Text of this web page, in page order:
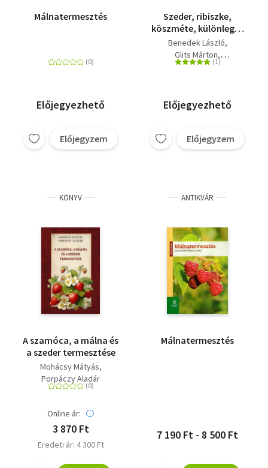
Málnatermesztés
Előjegyezhető
Előjegyzem
Szeder, ribiszke,
köszméte, különleges
gyümölcsök -
Bogyósgyümölcsűek
II.
Benedek László
Glits Márton
Harmat László
Dr. Petrányi István
Előjegyezhető
Előjegyzem
KÖNYV
A szamóca, a málna és
a szeder termesztése
Mohácsy Mátyás
Porpáczy Aladár
Online ár:
3 870 Ft
Eredeti ár: 4 300 Ft
ANTIKVÁR
Málnatermesztés
7 190 Ft - 8 500 Ft